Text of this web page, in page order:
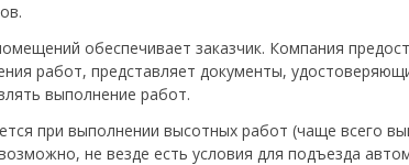
обеспечивает заказчик. Компания
работ, представляет документы,
выполнение работ.
при выполнении высотных работ (чаще всего
не везде есть условия для подъезда